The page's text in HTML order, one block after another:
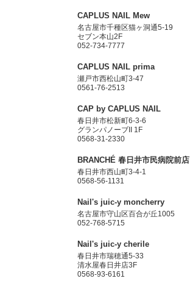
CAPLUS NAIL Mew
名古屋市千種区猫ヶ洞通5-19
セブン本山2F
052-734-7777
CAPLUS NAIL prima
瀬戸市西松山町3-47
0561-76-2513
CAP by CAPLUS NAIL
春日井市松新町6-3-6
グランパノーブII 1F
0568-31-2330
BRANCHÉ 春日井市民病院前店
春日井市西山町3-4-1
0568-56-1131
Nail's juic-y moncherry
名古屋市守山区百合が丘1005
052-768-5715
Nail's juic-y cherile
春日井市瑞穂通5-33
清水屋春日井店3F
0568-93-6161